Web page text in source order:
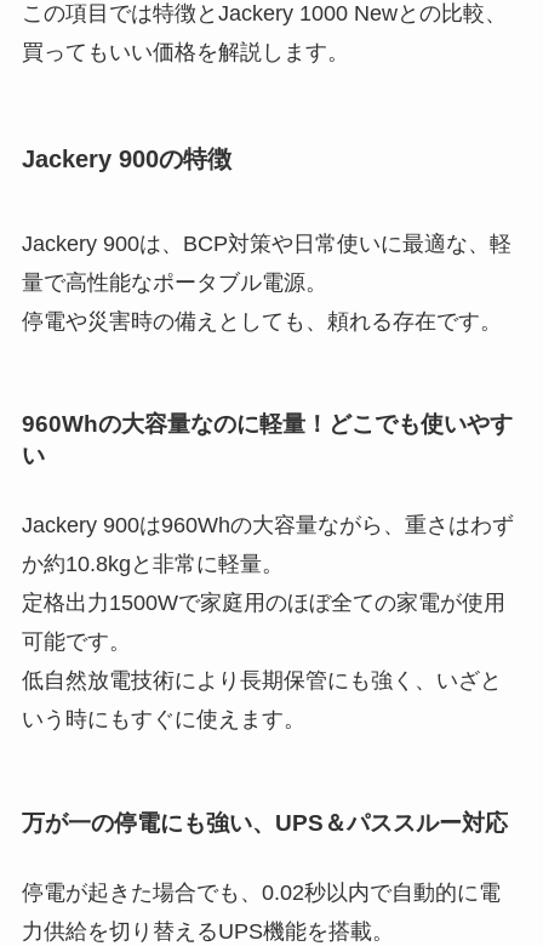
この項目では特徴とJackery 1000 Newとの比較、
買ってもいい価格を解説します。
Jackery 900の特徴
Jackery 900は、BCP対策や日常使いに最適な、軽
量で高性能なポータブル電源。
停電や災害時の備えとしても、頼れる存在です。
960Whの大容量なのに軽量！どこでも使いやす
い
Jackery 900は960Whの大容量ながら、重さはわず
か約10.8kgと非常に軽量。
定格出力1500Wで家庭用のほぼ全ての家電が使用
可能です。
低自然放電技術により長期保管にも強く、いざと
いう時にもすぐに使えます。
万が一の停電にも強い、UPS＆パススルー対応
停電が起きた場合でも、0.02秒以内で自動的に電
力供給を切り替えるUPS機能を搭載。